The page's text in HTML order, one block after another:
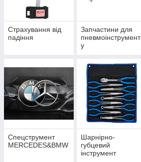
Страхування від
падіння
Запчастини для
пневмоінструмент
у
Спецструмент
MERCEDES&BMW
Шарнірно-
губцевий
інструмент